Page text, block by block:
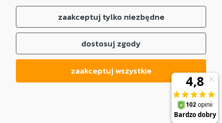
zaakceptuj tylko niezbędne
dostosuj zgody
zaakceptuj wszystkie